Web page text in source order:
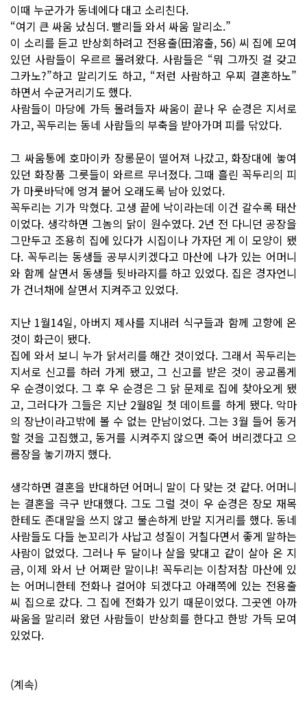
이때 누군가가 동네에다 대고 소리친다.
“여기 큰 싸움 났심더. 빨리들 와서 싸움 말리소.”
이 소리를 듣고 반상회하려고 전용출(田溶출, 56) 씨 집에 모여
있던 사람들이 우르르 몰려왔다. 사람들은 “뭐 그까짓 걸 갖고
그카노?”하고 말리기도 하고, “저런 사람하고 우찌 결혼하노”
하면서 수군거리기도 했다.
사람들이 마당에 가득 몰려들자 싸움이 끝나 우 순경은 지서로
가고, 꼭두리는 동네 사람들의 부축을 받아가며 피를 닦았다.
그 싸움통에 호마이카 장롱문이 떨어져 나갔고, 화장대에 놓여
있던 화장품 그릇들이 와르르 무너졌다. 그때 흘린 꼭두리의 피
가 마룻바닥에 엉겨 붙어 오래도록 남아 있었다.
꼭두리는 기가 막혔다. 고생 끝에 낙이라는데 이건 갈수록 태산
이었다. 생각하면 그놈의 닭이 원수였다. 2년 전 다니던 공장을
그만두고 조용히 집에 있다가 시집이나 가자던 게 이 모양이 됐
다. 꼭두리는 동생들 공부시키겠다고 마산에 나가 있는 어머니
와 함께 살면서 동생들 뒷바라지를 하고 있었다. 집은 경자언니
가 건너채에 살면서 지켜주고 있었다.
지난 1월14일, 아버지 제사를 지내러 식구들과 함께 고향에 온
것이 화근이 됐다.
집에 와서 보니 누가 닭서리를 해간 것이었다. 그래서 꼭두리는
지서로 신고를 하러 가게 됐고, 그 신고를 받은 것이 공교롭게
우 순경이었다. 그 후 우 순경은 그 닭 문제로 집에 찾아오게 됐
고, 그러다가 그들은 지난 2월8일 첫 데이트를 하게 됐다. 악마
의 장난이라고밖에 볼 수 없는 만남이었다. 그는 3월 들어 동거
할 것을 고집했고, 동거를 시켜주지 않으면 죽어 버리겠다고 으
름장을 놓기까지 했다.
생각하면 결혼을 반대하던 어머니 말이 다 맞는 것 같다. 어머니
는 결혼을 극구 반대했다. 그도 그럴 것이 우 순경은 장모 재목
한테도 존대말을 쓰지 않고 불손하게 반말 지거리를 했다. 동네
사람들도 다들 눈꼬리가 사납고 성질이 거칠다면서 좋게 말하는
사람이 없었다. 그러나 두 달이나 살을 맞대고 같이 살아 온 지
금, 이제 와서 난 어쩌란 말이냐! 꼭두리는 이참저참 마산에 있
는 어머니한테 전화나 걸어야 되겠다고 아래쪽에 있는 전용출
씨 집으로 갔다. 그 집에 전화가 있기 때문이었다. 그곳엔 아까
싸움을 말리러 왔던 사람들이 반상회를 한다고 한방 가득 모여
있었다.
(계속)